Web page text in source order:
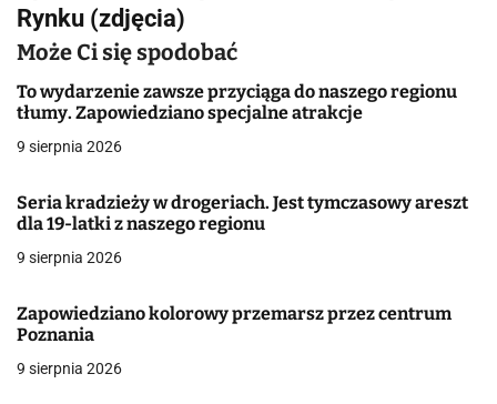
g
a
c
j
w
p
i
s
Rynku (zdjęcia)
Może Ci się spodobać
To wydarzenie zawsze przyciąga do naszego regionu
tłumy. Zapowiedziano specjalne atrakcje
9 sierpnia 2026
Seria kradzieży w drogeriach. Jest tymczasowy areszt
dla 19-latki z naszego regionu
9 sierpnia 2026
Zapowiedziano kolorowy przemarsz przez centrum
Poznania
9 sierpnia 2026